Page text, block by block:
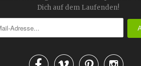
Dich auf dem Laufenden!